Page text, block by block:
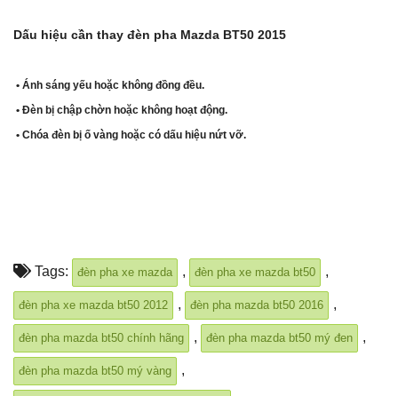
Dấu hiệu cần thay đèn pha Mazda BT50 2015
• Ánh sáng yếu hoặc không đồng đều.
• Đèn bị chập chờn hoặc không hoạt động.
• Chóa đèn bị ố vàng hoặc có dấu hiệu nứt vỡ.
Tags: đèn pha xe mazda , đèn pha xe mazda bt50 ,
đèn pha xe mazda bt50 2012 , đèn pha mazda bt50 2016 ,
đèn pha mazda bt50 chính hãng , đèn pha mazda bt50 mý đen ,
đèn pha mazda bt50 mý vàng ,